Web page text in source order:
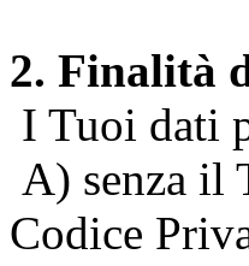
2. Finalità
I Tuoi dati
A) senza il
Codice